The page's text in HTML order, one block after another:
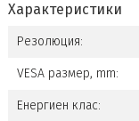
Характеристики
Резолюция:
VESA размер, mm:
Енергиен клас: